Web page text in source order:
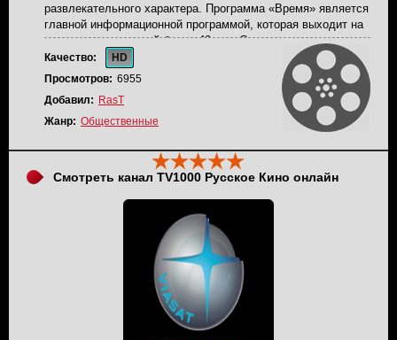
развлекательного характера. Программа «Время» является
главной информационной программой, которая выходит на
экраны телезрителей более 40 лет. Самыми познавательно-
развлекательными проектами являются викторина «Что?
Где? Когда?» и телеигра капитал-шоу «Поле чудес».
Арсенал вещания также наполнен большим разнообразием
развлекательных, музыкальных и юмористических
телепередач. Круглосуточная трансляция Первого канала в
Качество:
HD
Просмотров: 6955
Добавил: RasT
Жанр: Общественные
Смотреть канал TV1000 Русское Кино онлайн